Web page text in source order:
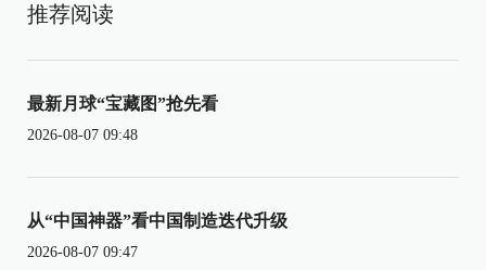
推荐阅读
最新月球“宝藏图”抢先看
2026-08-07 09:48
从“中国神器”看中国制造迭代升级
2026-08-07 09:47